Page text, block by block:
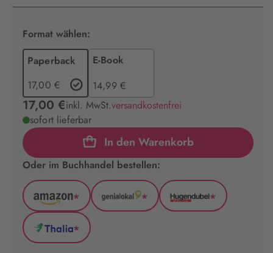
Format wählen:
Paperback
17,00 €
E-Book
14,99 €
17,00 €inkl. MwSt.versandkostenfrei
sofort lieferbar
In den Warenkorb
Oder im Buchhandel bestellen:
Amazon
(wird
in
neuem
*
GenialLokal
*
Hugendubel
*
Thalia
*